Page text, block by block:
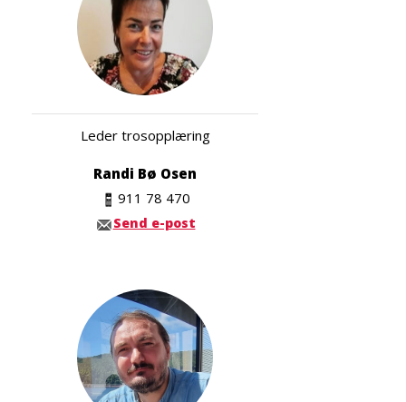
Leder trosopplæring
Randi Bø Osen
911 78 470
Send e-post